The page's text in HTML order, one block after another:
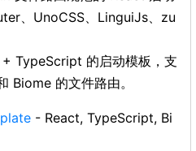
、UnoCSS、LinguiJs、zu
TypeScript 的启动模板，支
Biome 的文件路由。
- React, TypeScript, Bi